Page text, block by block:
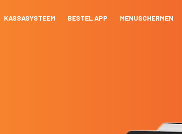
KASSASYSTEEM BESTEL APP MENUSCHERMEN